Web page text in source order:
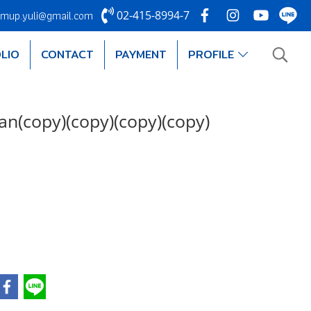
02-415-8994-7
CONTACT PAYMENT PROFILE